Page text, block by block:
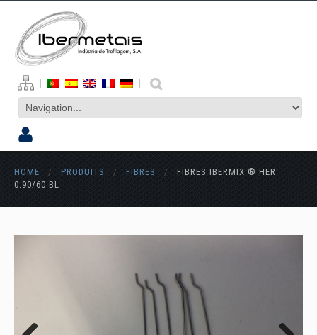
| |
HOME / PRODUITS / FIBRES /
FIBRES IBERMIX ® HER
0.90/60 BL